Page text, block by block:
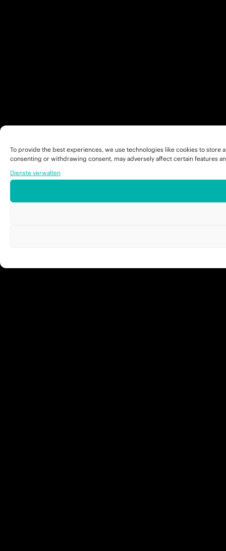
To provide the best experiences, we use technologies like cookies to
consenting or withdrawing consent, may adversely affect certain features
Dienste verwalten